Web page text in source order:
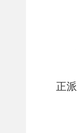
正派